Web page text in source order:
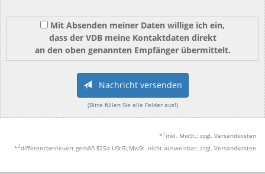
Mit Absenden meiner Daten willige ich ein,
dass der VDB meine Kontaktdaten direkt
an den oben genannten Empfänger übermittelt.
Nachricht versenden
(Bitte füllen Sie alle Felder aus!)
* 1 inkl. MwSt.; zzgl. Versandkosten
*2differenzbesteuert gemäß §25a UStG.;MwSt. nicht ausweisbar; zzgl. Versandkosten